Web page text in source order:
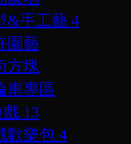
&手工藝 4
園藝
方塊
車專區
戲 13
歡樂包 4